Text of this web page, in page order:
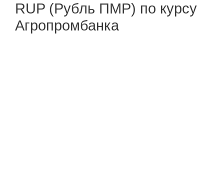
RUP (Рубль ПМР) по курсу
Агропромбанка